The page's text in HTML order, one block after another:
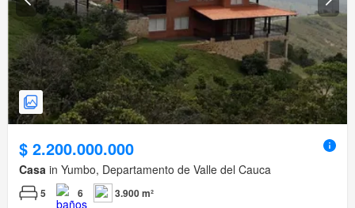
$ 2.200.000.000
Casa in Yumbo, Departamento de Valle del Cauca
5 6 3.900 m²